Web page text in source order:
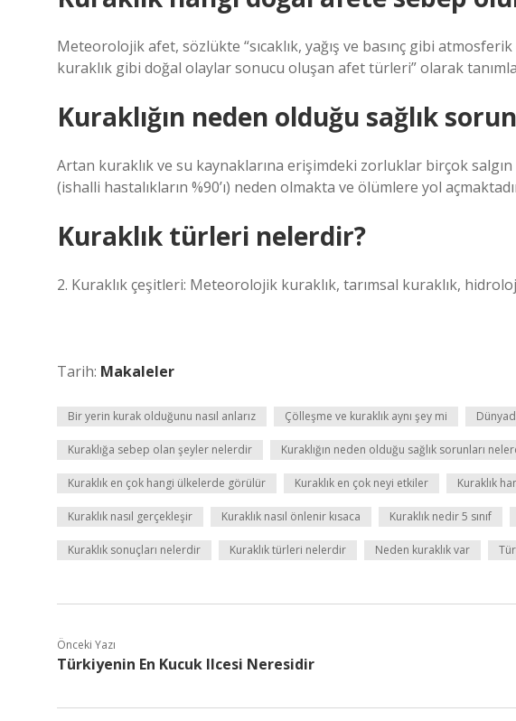
Meteorolojik afet, sözlükte “sıcaklık, yağış ve basınç gibi atmosferik
kuraklık gibi doğal olaylar sonucu oluşan afet türleri” olarak
Kuraklığın neden olduğu sağlık
Artan kuraklık ve su kaynaklarına erişimdeki zorluklar birçok
(ishalli hastalıkların %90’ı) neden olmakta ve ölümlere yol
Kuraklık türleri nelerdir?
2. Kuraklık çeşitleri: Meteorolojik kuraklık, tarımsal kuraklık,
Tarih: Makaleler
Bir yerin kurak olduğunu nasıl anlarız Çölleşme ve kuraklık aynı şey mi
Kuraklığa sebep olan şeyler nelerdir Kuraklığın neden olduğu sağlık sorunları
Kuraklık en çok hangi ülkelerde görülür Kuraklık en çok neyi etkiler Kuraklık
Kuraklık nasıl gerçekleşir Kuraklık nasıl önlenir kısaca Kuraklık nedir 5 sınıf
Kuraklık sonuçları nelerdir Kuraklık türleri nelerdir Neden kuraklık var
Önceki Yazı
Türkiyenin En Kucuk Ilcesi Neresidir